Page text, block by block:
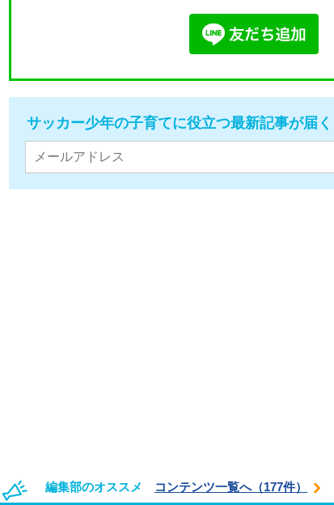
サッカー少年の子育てに役立つ最新記事が届
編集部のオススメ コンテンツ一覧へ（177件）